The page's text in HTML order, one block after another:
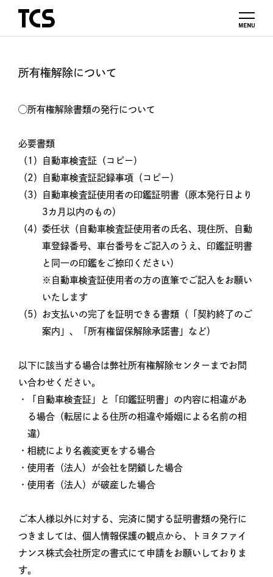
所有権解除について
◯所有権解除書類の発行について
必要書類
（1）
自動車検査証（コピー）
（2）
自動車検査証記録事項（コピー）
（3）
自動車検査証使用者の印鑑証明書（原本発行日より
3カ月以内のもの）
（4）委任状（自動車検査証使用者の氏名、現住所、自動
車登録番号、車台番号をご記入のうえ、印鑑証明書
と同一の印鑑をご捺印ください）
※自動車検査証使用者の方の直筆でご記入をお願い
いたします
（5） お支払いの完了を証明できる書類（「契約終了のご
案内」、「所有権留保解除承諾書」など）
以下に該当する場合は弊社所有権解除センターまでお問
い合わせください。
「自動車検査証」と「印鑑証明書」の内容に相違があ
る場合（転居による住所の相違や婚姻による名前の相
違）
相続により名義変更をする場合
使用者（法人）が会社を閉鎖した場合
使用者（法人）が破産した場合
ご本人様以外に対する、完済に関する証明書類の発行に
つきましては、個人情報保護の観点から、トヨタファイ
ナンス株式会社所定の書式にて申請をお願いしておりま
す。